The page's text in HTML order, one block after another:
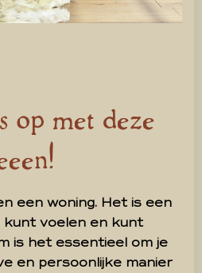
op met deze
een woning. Het is een
kunt voelen en kunt
is het essentieel om je
en persoonlijke manier